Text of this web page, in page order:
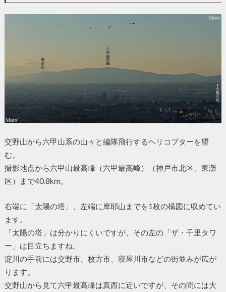
交野山から六甲山系の山々と編隊飛行するヘリコプターを望
む。
撮影地点から六甲山最高峰（六甲最高峰）（神戸市北区、東灘
区）まで40.8km。
右端に「太陽の塔」、左端に摩耶山までを1枚の構図に収めてい
ます。
「太陽の塔」は分かりにくいですが、その左の「ザ・千里タワ
ー」は目立ちますね。
淀川の手前には交野市、枚方市、寝屋川市などの街並みが広が
ります。
交野山から見て六甲最高峰は真西に近いですが、その間には大